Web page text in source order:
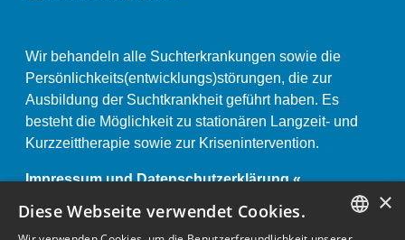
Wir behandeln alle Suchterkrankungen sowie die
Persönlichkeits(entwicklungs)störungen, die zur
Ausbildung der Suchtkrankheit geführt haben. Es
besteht die Möglichkeit zu stationären Langzeit- und
Kurzzeittherapie sowie zur Krisenintervention.
Impressum und Datenschutzerklärung «
×
Diese Webseite verwendet Cookies.